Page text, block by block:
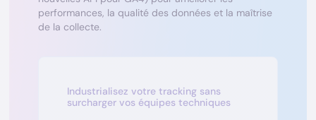
performances, la qualité des données et la maîtrise
de la collecte.​
Industrialisez votre tracking sans
surcharger vos équipes techniques